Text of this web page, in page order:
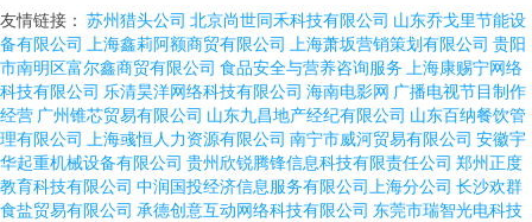
友情链接： 苏州猎头公司 北京尚世同禾科技有限公司 山东乔戈里节能设
备有限公司
上海鑫莉阿额商贸有限公司 上海萧坂营销策划有限公司 贵阳
市南明区富尔鑫商贸有限公司 食品安全与营养咨询服务 上海康赐宁网络
科技有限公司 乐清昊洋网络科技有限公司 海南电影网 广播电视节目制作
经营 广州锥芯贸易有限公司 山东九昌地产经纪有限公司 山东百纳餐饮管
理有限公司
上海彧恒人力资源有限公司 南宁市威河贸易有限公司 安徽宇
华起重机械设备有限公司 贵州欣锐腾锋信息科技有限责任公司 郑州正度
教育科技有限公司 中润国投经济信息服务有限公司上海分公司 长沙欢群
食盐贸易有限公司 承德创意互动网络科技有限公司 东莞市瑞智光电科技